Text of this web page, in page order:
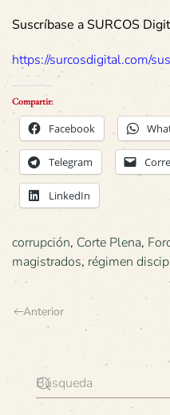
Suscríbase a SURCOS
https://surcosdigital.com/
Compartir:
Facebook
Telegram
LinkedIn
corrupción, Corte Plena,
magistrados, régimen
Anterior